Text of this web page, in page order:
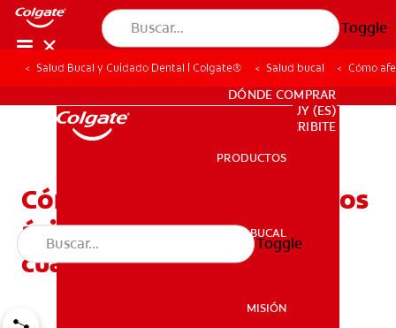
Toggle
SALUD BUCAL
PARA PROFESIONALES
DÓNDE COMPRAR
UY (ES)
SUSCRIBITE
PRODUCTOS
SALUD BUCAL
MISIÓN
Toggle
Salud Bucal y Cuidado Dental | Colgate® Salud bucal Cómo
Cómo afectan los alimentos
ácidos a los dientes, y
cuáles evitar